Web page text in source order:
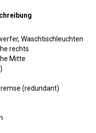
Waschtischleuchten
rechts
Mitte
(redundant)